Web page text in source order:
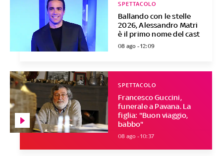
Ballando con le stelle
2026, Alessandro Matri
è il primo nome del cast
SPETTACOLO
08 ago - 12:09
Francesco Guccini,
funerale a Pavana. La
figlia: "Buon viaggio,
babbo"
SPETTACOLO
08 ago - 10:37